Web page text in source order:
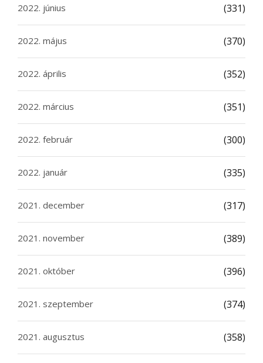
2022. június (331)
2022. május (370)
2022. április (352)
2022. március (351)
2022. február (300)
2022. január (335)
2021. december (317)
2021. november (389)
2021. október (396)
2021. szeptember (374)
2021. augusztus (358)